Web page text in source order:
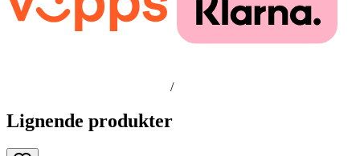
/
Lignende produkter